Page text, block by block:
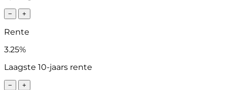
− +
Rente
3.25%
Laagste 10-jaars rente
− +